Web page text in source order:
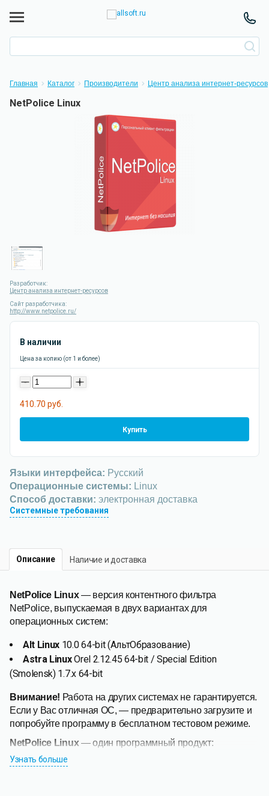
Главная Каталог Производители Центр анализа интернет-ресурсов
NetPolice Linux
Разработчик:
Центр анализа интернет-ресурсов
Сайт разработчика:
http://www.netpolice.ru/
В наличии
Цена за копию (от 1 и более)
- +
410.70 руб.
Купить
Языки интерфейса: Русский
Операционные системы: Linux
Способ доставки: электронная доставка
Системные требования
Описание Наличие и доставка
NetPolice Linux— версия контентного фильтра
NetPolice, выпускаемая в двух вариантах для
операционных систем:
Alt Linux 10.0 64-bit (АльтОбразование)
Astra LinuxOrel 2.12.45 64-bit / Special Edition
(Smolensk) 1.7.x 64-bit
Внимание! Работа на других системах не гарантируется.
Если у Вас отличная ОС,— предварительно загрузите и
попробуйте программу в бесплатном тестовом режиме.
NetPolice Linux —один программный продукт:
лицензия на продукт NetPolice Linux едина для всех
Узнать больше